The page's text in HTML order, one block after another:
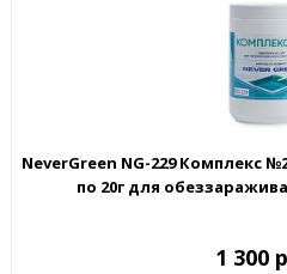
NeverGreen NG-229 Комплекс
по 20г для
1 300